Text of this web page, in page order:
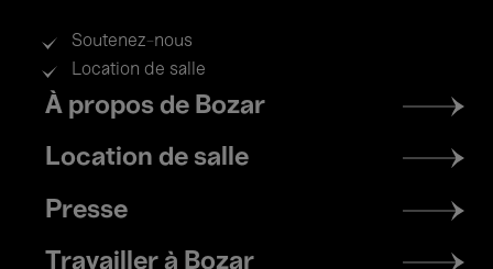
Soutenez-nous
Location de salle
Footer
menu
À propos de Bozar
Location de salle
Presse
Travailler à Bozar